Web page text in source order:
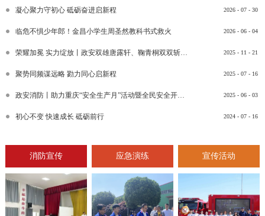
2026 - 07 - 30
凝心聚力守初心 砥砺奋进启新程
2026 - 06 - 04
临危不惧少年郎！金昌小学生周圣然教科书式救火
2025 - 11 - 21
荣耀加冕 实力绽放丨政安双雄唐露轩、鞠青桐双双斩获“渝消蓝盾讲师团金牌讲师”比武竞赛决赛大奖
2025 - 07 - 16
聚势同频谋远略 勠力同心启新程
2025 - 06 - 03
政安消防丨助力重庆“安全生产月”活动暨全民安全开放日活动
2024 - 07 - 16
初心不变 快速成长 砥砺前行
消防宣传 应急演练 宣传活动